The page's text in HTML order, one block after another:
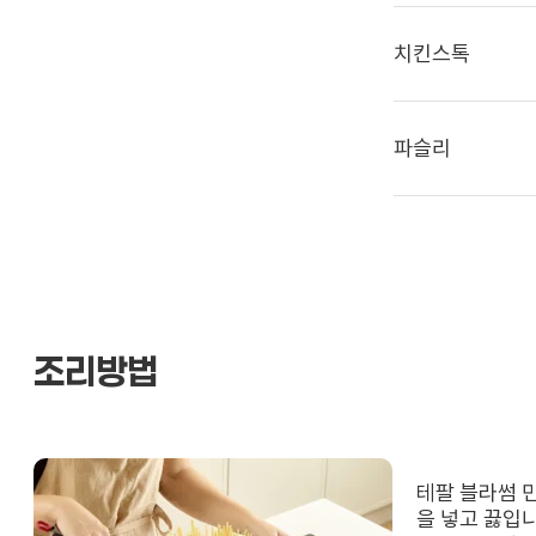
치킨스톡
파슬리
조리방법
테팔 블라썸
을 넣고 끓입